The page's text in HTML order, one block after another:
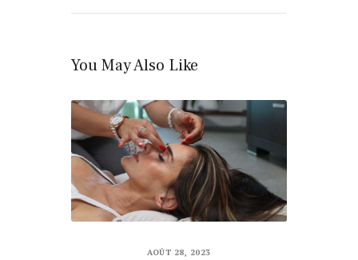
You May Also Like
AOÛT 28, 2023